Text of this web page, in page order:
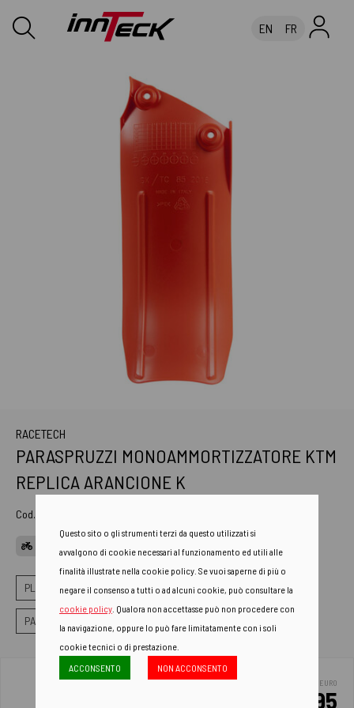
EN FR
RACETECH
PARASPRUZZI MONOAMMORTIZZATORE KTM
REPLICA ARANCIONE K
Cod. Art.
PLASTICHE PARASPRUZZI MONO-AMMORTIZZATORE
PARASPRUZZI MONOAMMORTIZZATORE
EURO
15.95
Questo sito o gli strumenti terzi da questo utilizzati si
avvalgono di cookie necessari al funzionamento ed utili alle
finalità illustrate nella cookie policy. Se vuoi saperne di più o
negare il consenso a tutti o ad alcuni cookie, può consultare la
cookie policy . Qualora non accettasse può non procedere con
la navigazione, oppure lo può fare limitatamente con i soli
cookie tecnici o di prestazione.
ACCONSENTO
NON ACCONSENTO